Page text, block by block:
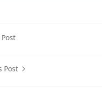
Post